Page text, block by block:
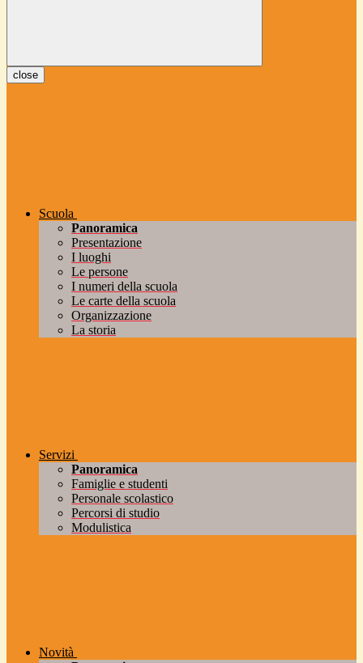
close
Scuola
Panoramica
Presentazione
I luoghi
Le persone
I numeri della scuola
Le carte della scuola
Organizzazione
La storia
Servizi
Panoramica
Famiglie e studenti
Personale scolastico
Percorsi di studio
Modulistica
Novità